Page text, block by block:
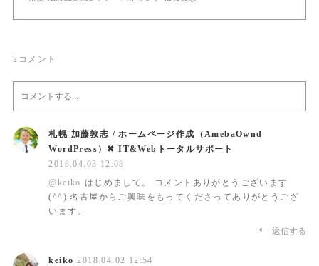
2 コメント
札幌 加藤敦志 / ホームページ作成（AmebaOwnd
WordPress）✖︎ IT&Webトータルサポート
2018.04.03 12:08
@keiko はじめまして。 コメントありがとうございます
(^^) 名古屋からご興味をもってくださってありがとうござ
います。
返信する
keiko 2018.04.02 12:54